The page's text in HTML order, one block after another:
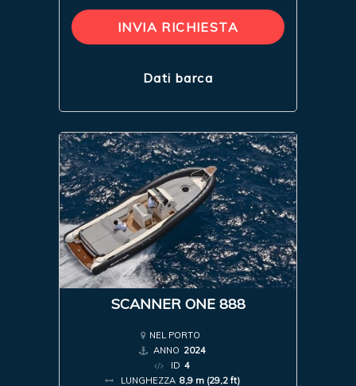
INVIA RICHIESTA
Dati barca
SCANNER ONE 888
NEL PORTO
ANNO 2024
ID 4
LUNGHEZZA 8,9 m (29,2 ft)